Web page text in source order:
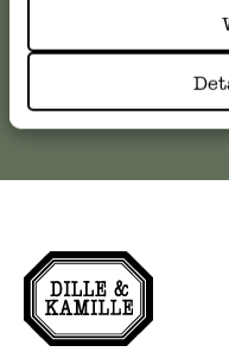
Online-Kundenservice